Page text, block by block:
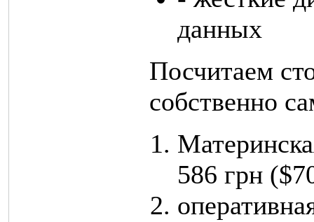
данных
Посчитаем
собственно
586 грн